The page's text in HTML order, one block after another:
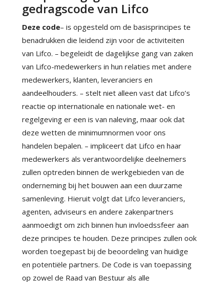
gedragscode van Lifco
Deze code– is opgesteld om de basisprincipes te
benadrukken die leidend zijn voor de activiteiten
van Lifco. – begeleidt de dagelijkse gang van zaken
van Lifco-medewerkers in hun relaties met andere
medewerkers, klanten, leveranciers en
aandeelhouders. – stelt niet alleen vast dat Lifco’s
reactie op internationale en nationale wet- en
regelgeving er een is van naleving, maar ook dat
deze wetten de minimumnormen voor ons
handelen bepalen. – impliceert dat Lifco en haar
medewerkers als verantwoordelijke deelnemers
zullen optreden binnen de werkgebieden van de
onderneming bij het bouwen aan een duurzame
samenleving. Hieruit volgt dat Lifco leveranciers,
agenten, adviseurs en andere zakenpartners
aanmoedigt om zich binnen hun invloedssfeer aan
deze principes te houden. Deze principes zullen ook
worden toegepast bij de beoordeling van huidige
en potentiële partners. De Code is van toepassing
op zowel de Raad van Bestuur als alle